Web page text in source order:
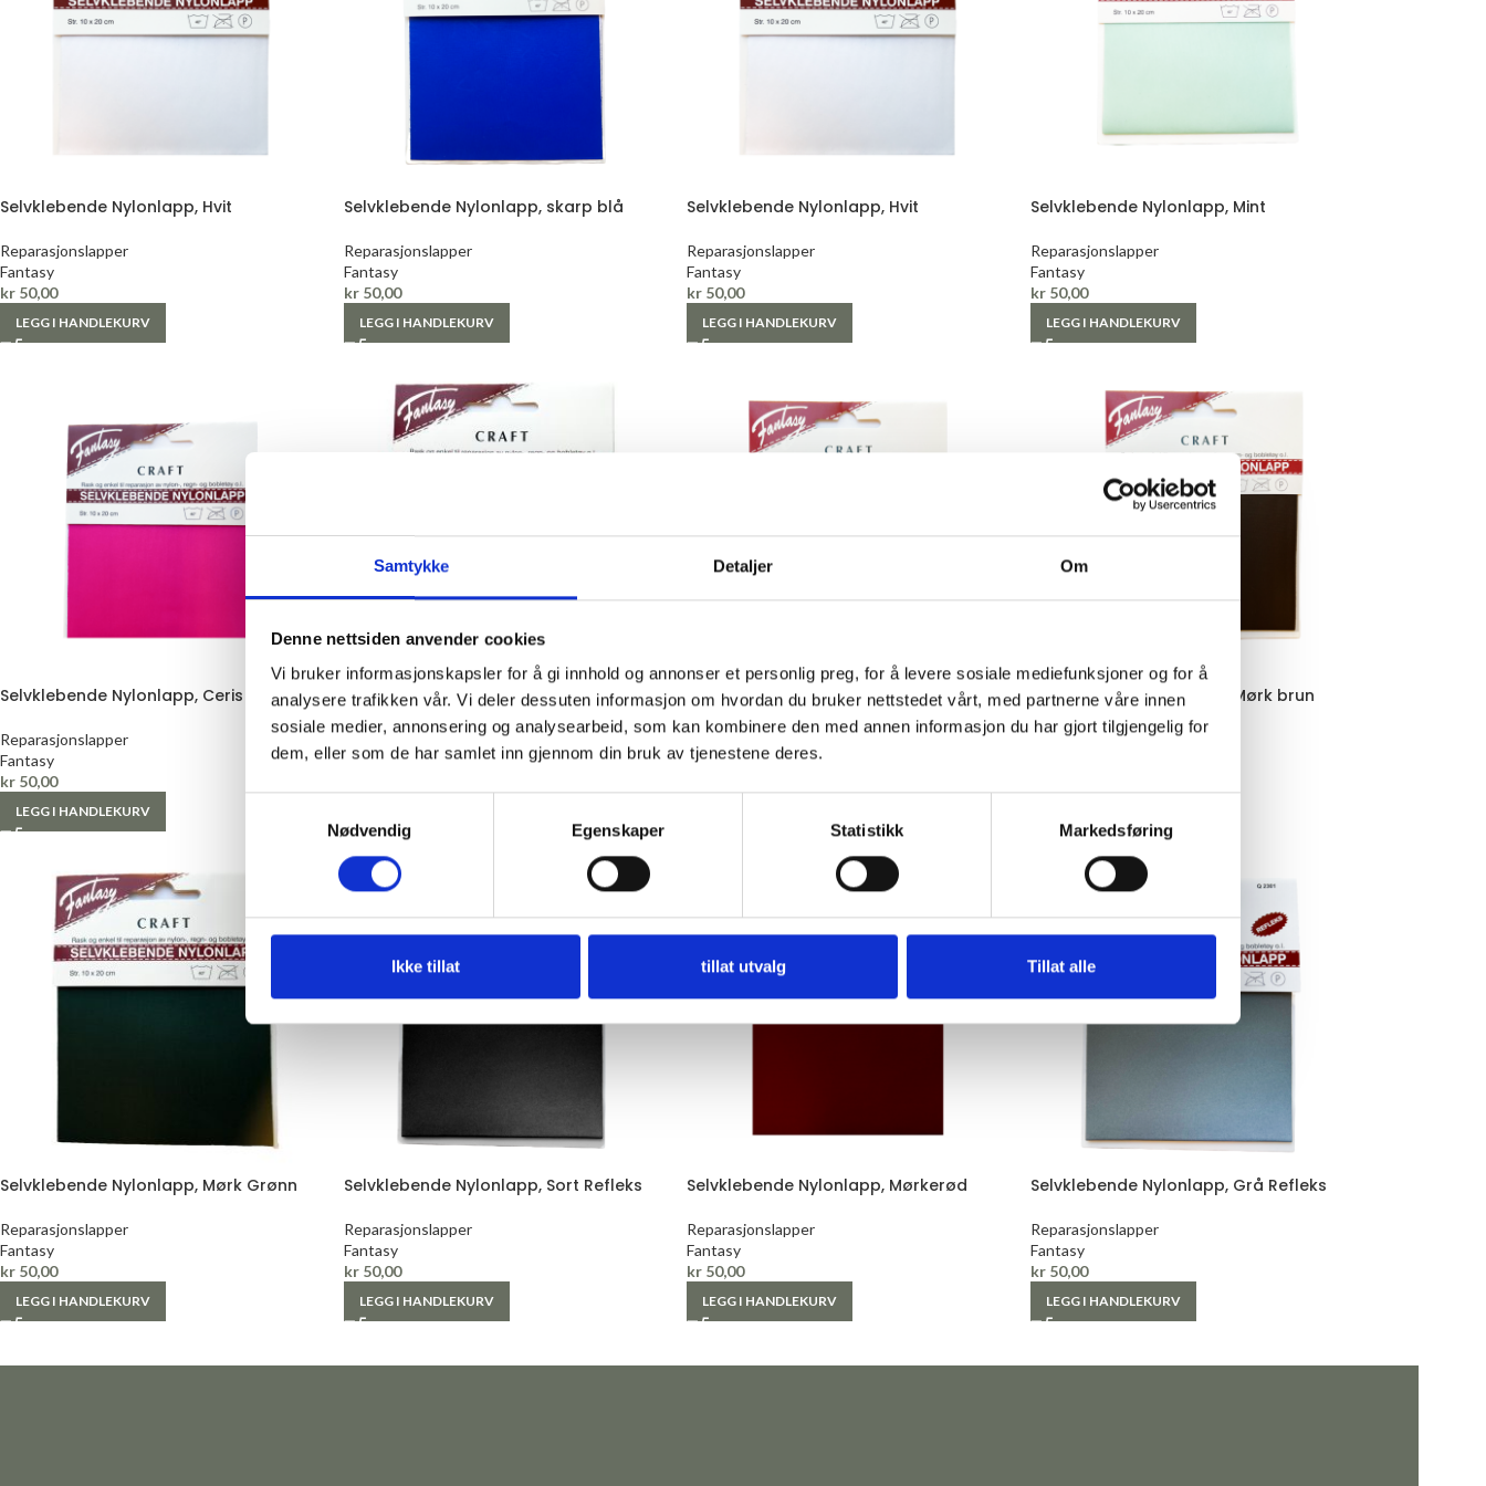
Samtykke Detaljer Om
Denne nettsiden anvender cookies
Vi bruker informasjonskapsler for å gi innhold og annonser et personlig preg, for å levere sosiale mediefunksjoner og for å
analysere trafikken vår. Vi deler dessuten informasjon om hvordan du bruker nettstedet vårt, med partnerne våre innen
sosiale medier, annonsering og analysearbeid, som kan kombinere den med annen informasjon du har gjort tilgjengelig for
dem, eller som de har samlet inn gjennom din bruk av tjenestene deres.
Nødvendig
Egenskaper Statistikk Markedsføring
Ikke tillat tillat utvalg Tillat alle
Selvklebende Nylonlapp, Hvit
Reparasjonslapper
Fantasy
kr 50,00
LEGG I HANDLEKURV
Selvklebende Nylonlapp, skarp blå
Reparasjonslapper
Fantasy
kr50,00
LEGG I HANDLEKURV
Selvklebende Nylonlapp, Hvit
Reparasjonslapper
Fantasy
kr 50,00
LEGG I HANDLEKURV
Selvklebende Nylonlapp, Mint
Reparasjonslapper
Fantasy
kr50,00
LEGG I HANDLEKURV
Selvklebende Nylonlapp, Ceris
Reparasjonslapper
Fantasy
kr 50,00
LEGG I HANDLEKURV
Selvklebende Nylonlapp, Rosa
Reparasjonslapper
Fantasy
Selvklebende Nylonlapp, Sort
Reparasjonslapper
Fantasy
Selvklebende Nylonlapp, Mørk brun
Reparasjonslapper
Selvklebende Nylonlapp, Mørk Grønn
Reparasjonslapper
Fantasy
kr 50,00
LEGG I HANDLEKURV
Selvklebende Nylonlapp, Sort Refleks
Reparasjonslapper
Fantasy
kr50,00
LEGG I HANDLEKURV
Selvklebende Nylonlapp, Mørkerød
Reparasjonslapper
Fantasy
kr 50,00
LEGG I HANDLEKURV
Selvklebende Nylonlapp, Grå Refleks
Reparasjonslapper
Fantasy
kr50,00
LEGG I HANDLEKURV